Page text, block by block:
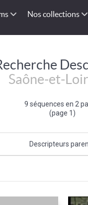
Nos collections
Saône-et-
9 séquences en 2
(page 1)
Descripteurs